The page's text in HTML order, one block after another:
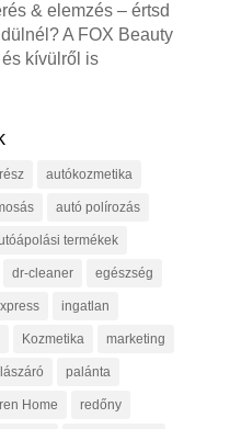
& elemzés – értsd
A FOX Beauty
kívülről is
autókozmetika
autó polírozás
termékek
dr-cleaner egészség
ingatlan
Kozmetika marketing
palánta
Home redőny